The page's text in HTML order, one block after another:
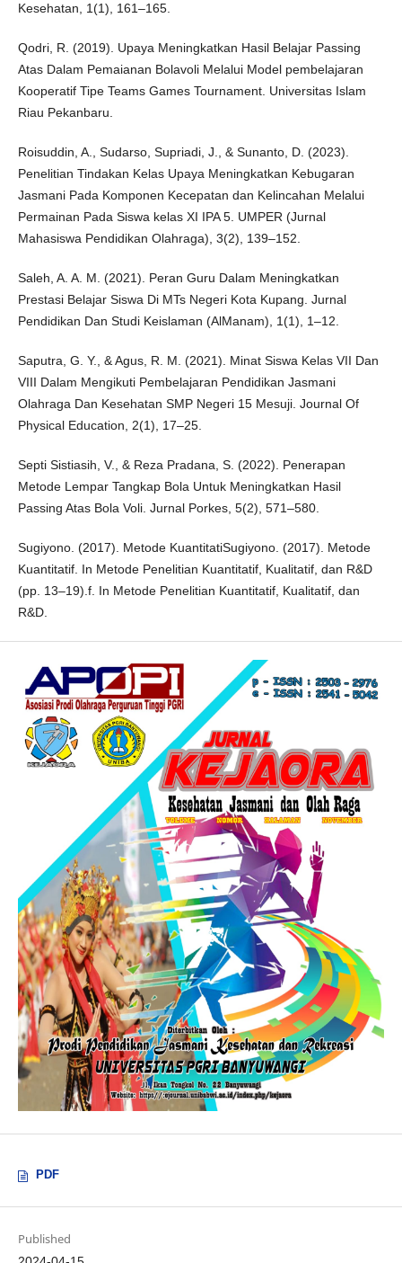
Kesehatan, 1(1), 161–165.
Qodri, R. (2019). Upaya Meningkatkan Hasil Belajar Passing
Atas Dalam Pemaianan Bolavoli Melalui Model pembelajaran
Kooperatif Tipe Teams Games Tournament. Universitas Islam
Riau Pekanbaru.
Roisuddin, A., Sudarso, Supriadi, J., & Sunanto, D. (2023).
Penelitian Tindakan Kelas Upaya Meningkatkan Kebugaran
Jasmani Pada Komponen Kecepatan dan Kelincahan Melalui
Permainan Pada Siswa kelas XI IPA 5. UMPER (Jurnal
Mahasiswa Pendidikan Olahraga), 3(2), 139–152.
Saleh, A. A. M. (2021). Peran Guru Dalam Meningkatkan
Prestasi Belajar Siswa Di MTs Negeri Kota Kupang. Jurnal
Pendidikan Dan Studi Keislaman (AlManam), 1(1), 1–12.
Saputra, G. Y., & Agus, R. M. (2021). Minat Siswa Kelas VII Dan
VIII Dalam Mengikuti Pembelajaran Pendidikan Jasmani
Olahraga Dan Kesehatan SMP Negeri 15 Mesuji. Journal Of
Physical Education, 2(1), 17–25.
Septi Sistiasih, V., & Reza Pradana, S. (2022). Penerapan
Metode Lempar Tangkap Bola Untuk Meningkatkan Hasil
Passing Atas Bola Voli. Jurnal Porkes, 5(2), 571–580.
Sugiyono. (2017). Metode KuantitatiSugiyono. (2017). Metode
Kuantitatif. In Metode Penelitian Kuantitatif, Kualitatif, dan R&D
(pp. 13–19).f. In Metode Penelitian Kuantitatif, Kualitatif, dan
R&D.
PDF
Published